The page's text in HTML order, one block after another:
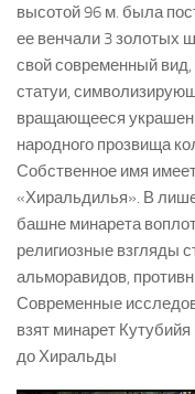
высотой 96 м. была
ее венчали 3 золотых
свой современный
статуи,
вращающееся
народного прозвища
Собственное имя
«Хиральдилья». В
башне минарета
религиозные взгляды
альморавидов,
Современные
взят минарет
до Хиральды